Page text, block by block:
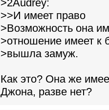
>2Audrey:
>>И имеет право
>Возможность она
>отношение имеет к
>вышла замуж.
Как это? Она же
Джона, разве нет?